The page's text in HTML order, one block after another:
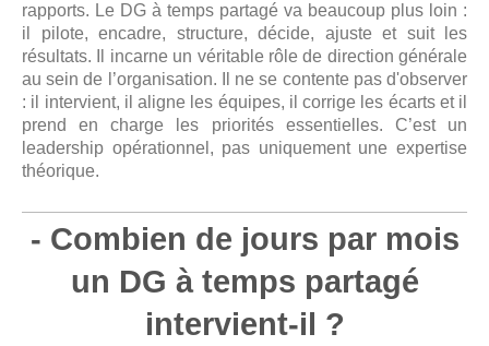
rapports. Le DG à temps partagé va beaucoup plus loin :
il pilote, encadre, structure, décide, ajuste et suit les
résultats. Il incarne un véritable rôle de direction générale
au sein de l’organisation. Il ne se contente pas d'observer
: il intervient, il aligne les équipes, il corrige les écarts et il
prend en charge les priorités essentielles. C’est un
leadership opérationnel, pas uniquement une expertise
théorique.
- Combien de jours par mois
un DG à temps partagé
intervient-il ?